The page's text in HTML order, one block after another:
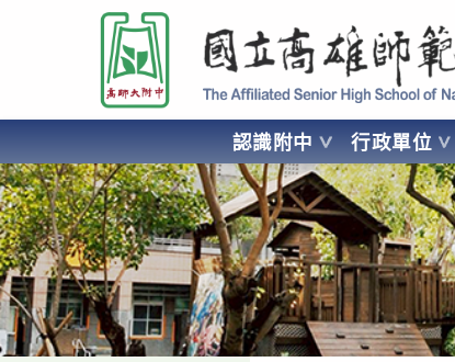
要
容
國立高雄師範大學附屬高級中學 Affiliated Senior High School
認識附中 行政單位
AFFILIATED SENIOR HIGH SCHOOL OF NATIONAL